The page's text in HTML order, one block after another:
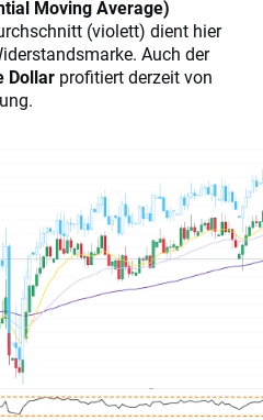
Moving Average)
(violett) dient hier
Auch der
Dollar profitiert derzeit von